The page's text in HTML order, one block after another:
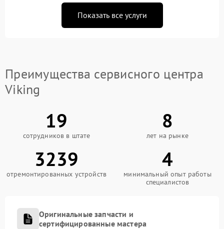
Показать все услуги
Преимущества сервисного центра
Viking
19
сотрудников в штате
8
лет на рынке
3239
отремонтированных устройств
4
минимальный опыт работы
специалистов
Оригинальные запчасти и
сертифицированные мастера